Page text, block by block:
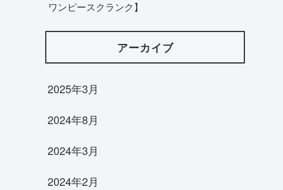
ワンピースクランク】
アーカイブ
2025年3月
2024年8月
2024年3月
2024年2月